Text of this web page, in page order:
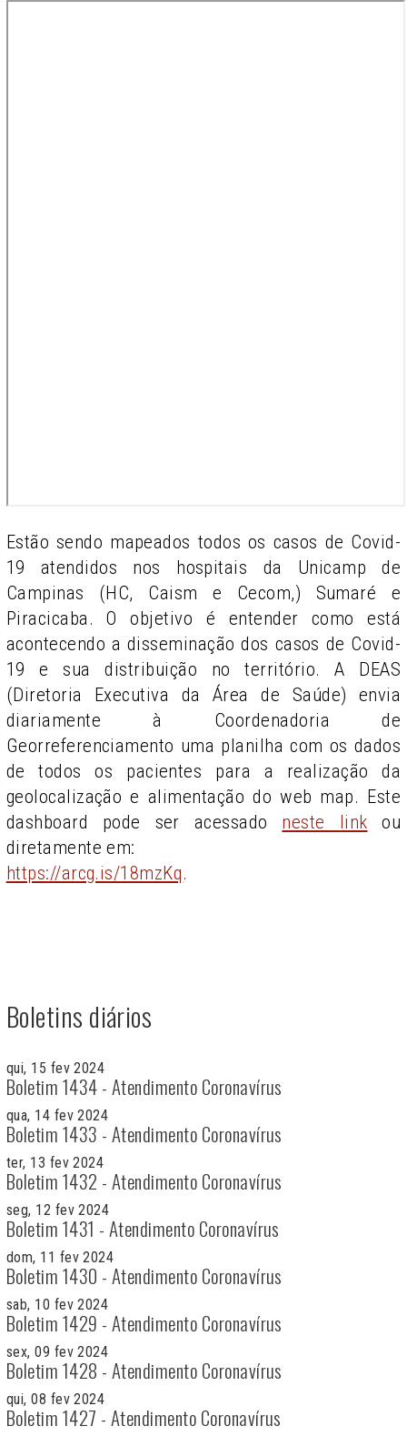
Estão sendo mapeados todos os casos de Covid-
19 atendidos nos hospitais da Unicamp de
Campinas (HC, Caism e Cecom,) Sumaré e
Piracicaba. O objetivo é entender como está
acontecendo a disseminação dos casos de Covid-
19 e sua distribuição no território. A DEAS
(Diretoria Executiva da Área de Saúde) envia
diariamente à Coordenadoria de
Georreferenciamento uma planilha com os dados
de todos os pacientes para a realização da
geolocalização e alimentação do web map. Este
dashboard pode ser acessado neste link ou
diretamente em:
https://arcg.is/18mzKq.
Boletins diários
qui, 15 fev 2024
Boletim 1434 - Atendimento Coronavírus
qua, 14 fev 2024
Boletim 1433 - Atendimento Coronavírus
ter, 13 fev 2024
Boletim 1432 - Atendimento Coronavírus
seg, 12 fev 2024
Boletim 1431 - Atendimento Coronavírus
dom, 11 fev 2024
Boletim 1430 - Atendimento Coronavírus
sab, 10 fev 2024
Boletim 1429 - Atendimento Coronavírus
sex, 09 fev 2024
Boletim 1428 - Atendimento Coronavírus
qui, 08 fev 2024
Boletim 1427 - Atendimento Coronavírus